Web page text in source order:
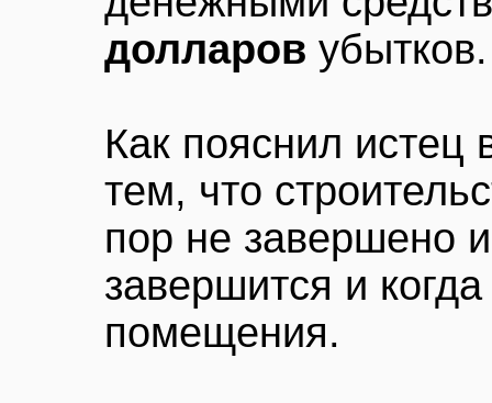
долларов убытков.
Как пояснил истец
тем, что
пор не завершено
завершится и
помещения.